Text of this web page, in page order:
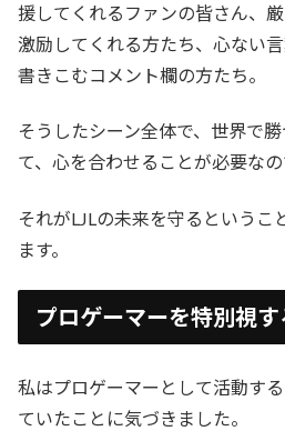
援してくれるファンの皆さん、
激励してくれる方たち、心ない
書きこむコメント欄の方たち。
そうしたシーン全体で、世界で
て、心を合わせることが必要なの
それがLJLの未来を守るというこ
ます。
プロゲーマーを特別視す
私はプロゲーマーとして活動す
ていたことに気づきました。